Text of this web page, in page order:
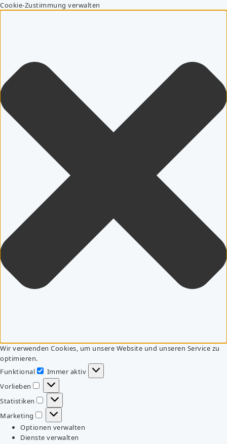
Cookie-Zustimmung verwalten
Wir verwenden Cookies, um unsere Website und unseren Service zu
optimieren.
Funktional
Funktional
Immer aktiv
Vorlieben
Vorlieben
Statistiken
Statistiken
Marketing
Marketing
Optionen verwalten
Dienste verwalten